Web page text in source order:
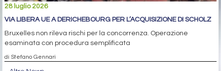
28 luglio 2026
VIA LIBERA UE A DERICHEBOURG PER L’ACQUISIZIONE DI SCHOLZ
Bruxelles non rileva rischi per la concorrenza. Operazione
esaminata con procedura semplificata
di Stefano Gennari